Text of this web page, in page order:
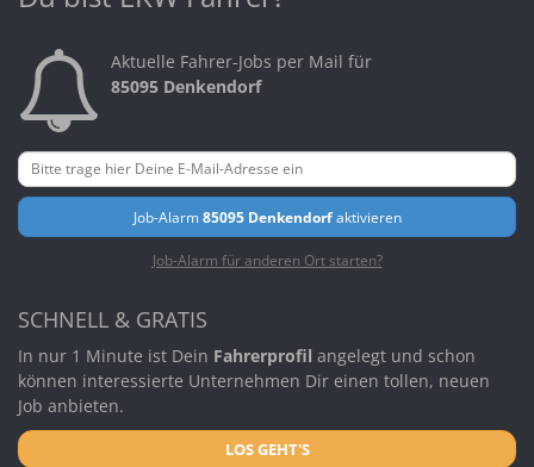
Aktuelle Fahrer-Jobs per Mail für
85095 Denkendorf
Job-Alarm85095 Denkendorfaktivieren
Job-Alarm für anderen Ort starten?
SCHNELL & GRATIS
In nur 1 Minute ist Dein Fahrerprofil angelegt und schon
können interessierte Unternehmen Dir einen tollen, neuen
Job anbieten.
LOS GEHT'S